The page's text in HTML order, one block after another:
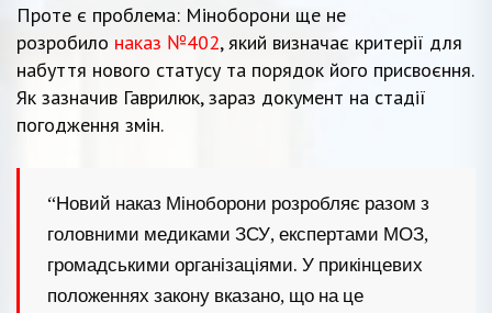
Проте є проблема: Міноборони ще не
розробило наказ №402, який визначає критерії для
набуття нового статусу та порядок його присвоєння.
Як зазначив Гаврилюк, зараз документ на стадії
погодження змін.
“Новий наказ Міноборони розробляє разом з
головними медиками ЗСУ, експертами МОЗ,
громадськими організаціями. У прикінцевих
положеннях закону вказано, що на це